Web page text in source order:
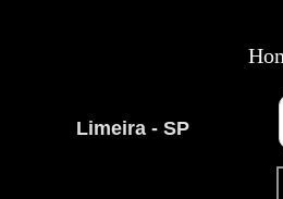
Limeira - SP